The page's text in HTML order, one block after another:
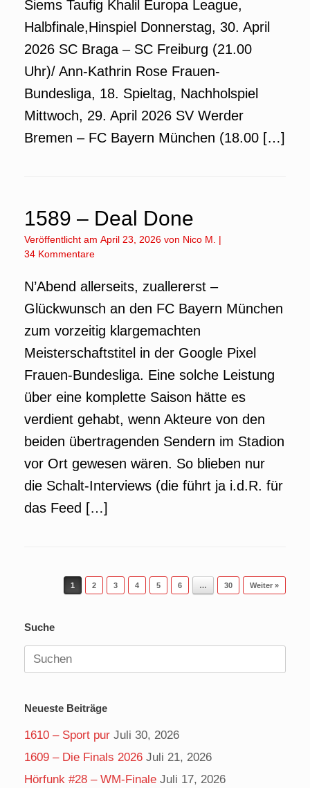
Siems Taufig Khalil Europa League,
Halbfinale,Hinspiel Donnerstag, 30. April
2026 SC Braga – SC Freiburg (21.00
Uhr)/ Ann-Kathrin Rose Frauen-
Bundesliga, 18. Spieltag, Nachholspiel
Mittwoch, 29. April 2026 SV Werder
Bremen – FC Bayern München (18.00 […]
1589 – Deal Done
Veröffentlicht am April 23, 2026 von Nico M.
|
34 Kommentare
N’Abend allerseits, zuallererst –
Glückwunsch an den FC Bayern München
zum vorzeitig klargemachten
Meisterschaftstitel in der Google Pixel
Frauen-Bundesliga. Eine solche Leistung
über eine komplette Saison hätte es
verdient gehabt, wenn Akteure von den
beiden übertragenden Sendern im Stadion
vor Ort gewesen wären. So blieben nur
die Schalt-Interviews (die führt ja i.d.R. für
das Feed […]
Beitragsnavigation
1 2 3 4 5 6 … 30 Weiter »
Suche
Suchen
nach:
Neueste Beiträge
1610 – Sport pur Juli 30, 2026
1609 – Die Finals 2026 Juli 21, 2026
Hörfunk #28 – WM-Finale Juli 17, 2026